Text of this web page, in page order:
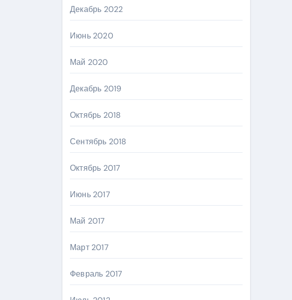
Декабрь 2022
Июнь 2020
Май 2020
Декабрь 2019
Октябрь 2018
Сентябрь 2018
Октябрь 2017
Июнь 2017
Май 2017
Март 2017
Февраль 2017